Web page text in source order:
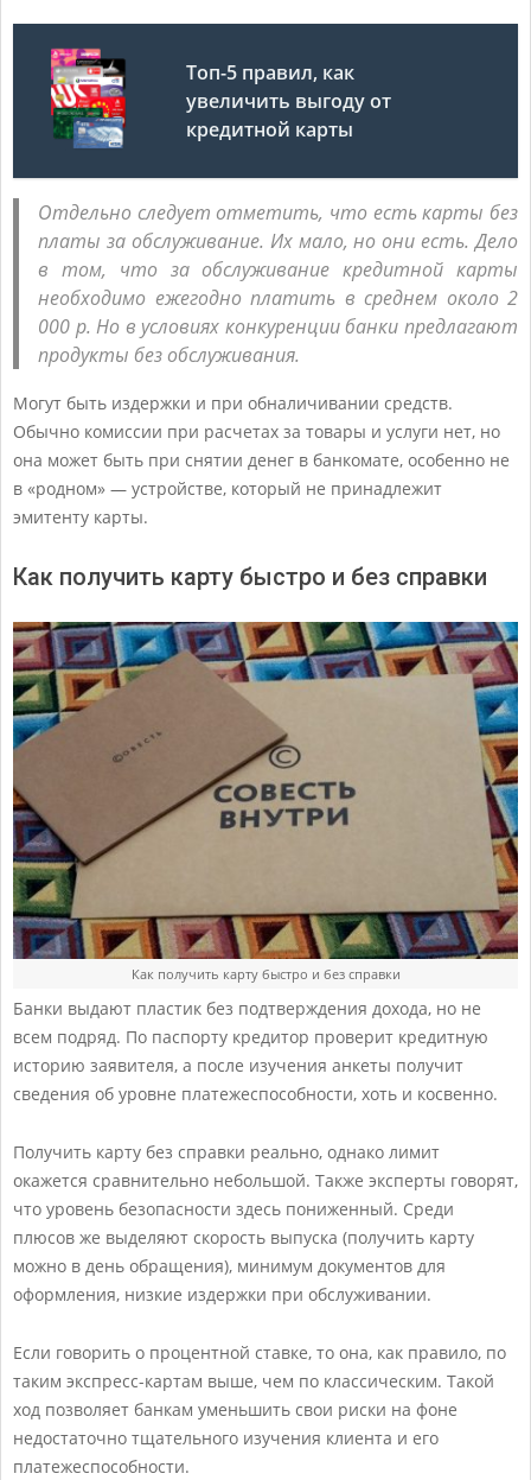
Топ-5 правил, как
увеличить выгоду от
кредитной карты
Отдельно следует отметить, что есть карты без
платы за обслуживание. Их мало, но они есть. Дело
в том, что за обслуживание кредитной карты
необходимо ежегодно платить в среднем около 2
000 р. Но в условиях конкуренции банки предлагают
продукты без обслуживания.
Могут быть издержки и при обналичивании средств.
Обычно комиссии при расчетах за товары и услуги нет, но
она может быть при снятии денег в банкомате, особенно не
в «родном» — устройстве, который не принадлежит
эмитенту карты.
Как получить карту быстро и без справки
Как получить карту быстро и без справки
Банки выдают пластик без подтверждения дохода, но не
всем подряд. По паспорту кредитор проверит кредитную
историю заявителя, а после изучения анкеты получит
сведения об уровне платежеспособности, хоть и косвенно.
Получить карту без справки реально, однако лимит
окажется сравнительно небольшой. Также эксперты говорят,
что уровень безопасности здесь пониженный. Среди
плюсов же выделяют скорость выпуска (получить карту
можно в день обращения), минимум документов для
оформления, низкие издержки при обслуживании.
Если говорить о процентной ставке, то она, как правило, по
таким экспресс-картам выше, чем по классическим. Такой
ход позволяет банкам уменьшить свои риски на фоне
недостаточно тщательного изучения клиента и его
платежеспособности.